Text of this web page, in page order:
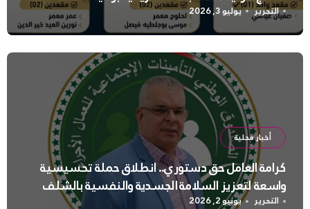
التحرير يوليو 3, 2026
أخبار محلية
كرامة العامل حق دستوري.. انطلاق حملة تحسيسية
واسعة لتعزيز السلامة الجسدية والنفسية بالشلف
التحرير يونيو 2, 2026